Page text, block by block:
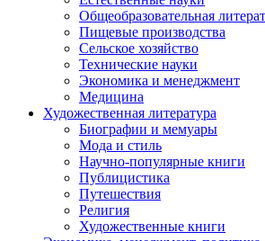
Общеобразовательная
Пищевые производства
Сельское хозяйство
Технические науки
Экономика и менеджмент
Медицина
Художественная литература
Биографии и мемуары
Мода и стиль
Научно-популярные книги
Публицистика
Путешествия
Религия
Художественные книги